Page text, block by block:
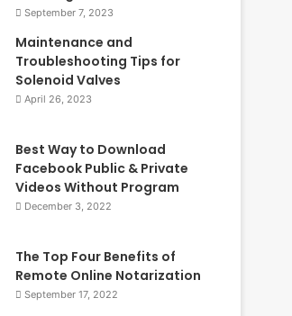
September 7, 2023
Maintenance and
Troubleshooting Tips for
Solenoid Valves
April 26, 2023
Best Way to Download
Facebook Public & Private
Videos Without Program
December 3, 2022
The Top Four Benefits of
Remote Online Notarization
September 17, 2022